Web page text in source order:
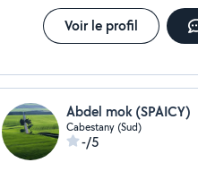
Voir le profil
Abdel mok (SPAICY)
Cabestany (Sud)
-/5